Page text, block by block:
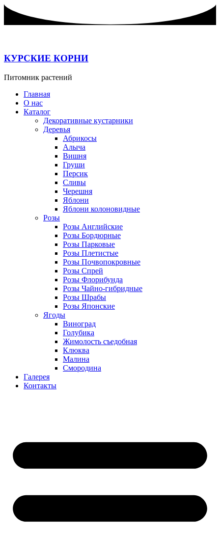
Перейти
содержимому
КУРСКИЕ КОРНИ
Питомник растений
Главная
О нас
Каталог
Декоративные кустарники
Деревья
Абрикосы
Алыча
Вишня
Груши
Персик
Сливы
Черешня
Яблони
Яблони колоновидные
Розы
Розы Английские
Розы Бордюрные
Розы Парковые
Розы Плетистые
Розы Почвопокровные
Розы Спрей
Розы Флорибунда
Розы Чайно-гибридные
Розы Шрабы
Розы Японские
Ягоды
Виноград
Голубика
Жимолость съедобная
Клюква
Малина
Смородина
Галерея
Контакты